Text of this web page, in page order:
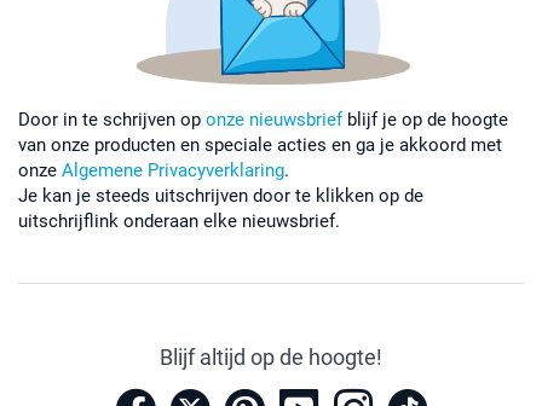
Door in te schrijven op onze nieuwsbriefblijf je op de hoogte
van onze producten en speciale acties en ga je akkoord met
onze Algemene Privacyverklaring.
Je kan je steeds uitschrijven door te klikken op de
uitschrijflink onderaan elke nieuwsbrief.
Blijf altijd op de hoogte!